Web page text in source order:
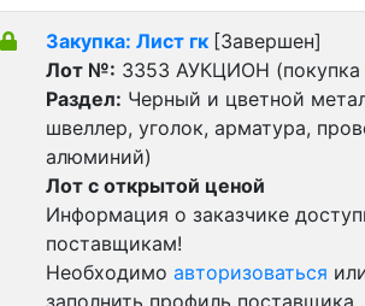
Закупка: Лист гк [Завершен]
Лот №: 3353 АУКЦИОН (покупка
Раздел: Черный и цветной
швеллер, уголок, арматура,
алюминий)
Лот с открытой ценой
Информация о заказчике
поставщикам!
Необходимо авторизоваться
заполнить профиль поставщика.